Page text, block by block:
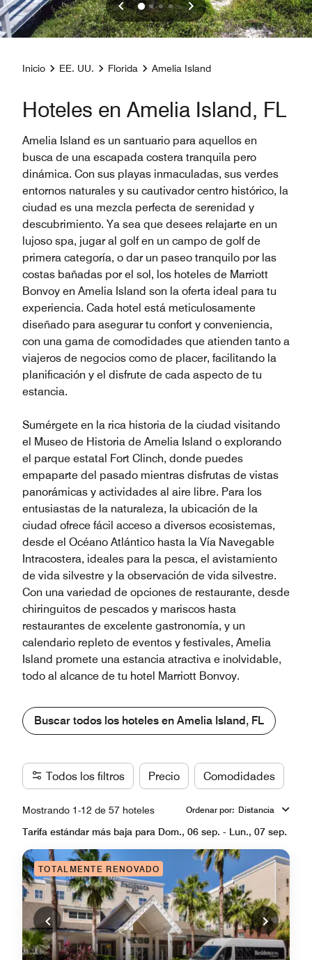
Inicio EE. UU. Florida Amelia Island
Hoteles en Amelia Island, FL
Amelia Island es un santuario para aquellos en
busca de una escapada costera tranquila pero
dinámica. Con sus playas inmaculadas, sus verdes
entornos naturales y su cautivador centro histórico, la
ciudad es una mezcla perfecta de serenidad y
descubrimiento. Ya sea que desees relajarte en un
lujoso spa, jugar al golf en un campo de golf de
primera categoría, o dar un paseo tranquilo por las
costas bañadas por el sol, los hoteles de Marriott
Bonvoy en Amelia Island son la oferta ideal para tu
experiencia. Cada hotel está meticulosamente
diseñado para asegurar tu confort y conveniencia,
con una gama de comodidades que atienden tanto a
viajeros de negocios como de placer, facilitando la
planificación y el disfrute de cada aspecto de tu
estancia.
Sumérgete en la rica historia de la ciudad visitando
el Museo de Historia de Amelia Island o explorando
el parque estatal Fort Clinch, donde puedes
empaparte del pasado mientras disfrutas de vistas
panorámicas y actividades al aire libre. Para los
entusiastas de la naturaleza, la ubicación de la
ciudad ofrece fácil acceso a diversos ecosistemas,
desde el Océano Atlántico hasta la Vía Navegable
Intracostera, ideales para la pesca, el avistamiento
de vida silvestre y la observación de vida silvestre.
Con una variedad de opciones de restaurante, desde
chiringuitos de pescados y mariscos hasta
restaurantes de excelente gastronomía, y un
calendario repleto de eventos y festivales, Amelia
Island promete una estancia atractiva e inolvidable,
todo al alcance de tu hotel Marriott Bonvoy.
Buscar todos los hoteles en Amelia Island, FL
Todos los filtros Precio Comodidades
Mostrando 1-12 de 57 hoteles Ordenar por: Distancia
Tarifa estándar más baja para Dom., 06 sep. - Lun., 07 sep.
TOTALMENTE RENOVADO